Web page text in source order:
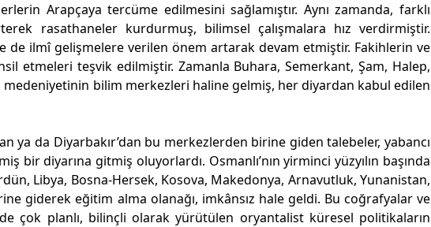
Arapçaya tercüme edilmesini sağlamıştır. Aynı zamanda, farklı
rasathaneler kurdurmuş, bilimsel çalışmalara hız verdirmiştir.
de ilmî gelişmelere verilen önem artarak devam etmiştir. Fakihlerin ve
etmeleri teşvik edilmiştir. Zamanla Buhara, Semerkant, Şam, Halep,
bilim merkezleri haline gelmiş, her diyardan kabul edilen
ya da Diyarbakır’dan bu merkezlerden birine giden talebeler, yabancı
bir diyarına gitmiş oluyorlardı. Osmanlı’nın yirminci yüzyılın başında
Libya, Bosna-Hersek, Kosova, Makedonya, Arnavutluk, Yunanistan,
giderek eğitim alma olanağı, imkânsız hale geldi. Bu coğrafyalar ve
çok planlı, bilinçli olarak yürütülen oryantalist küresel politikaların